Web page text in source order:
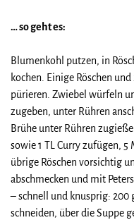
… so geht es:
Blumenkohl putzen, in
kochen. Einige Röschen
pürieren. Zwiebel würfeln
zugeben, unter Rühren
Brühe unter Rühren
sowie 1 TL Curry zufügen,
übrige Röschen vorsichtig
abschmecken und mit
– schnell und knusprig: 200
schneiden, über die Suppe